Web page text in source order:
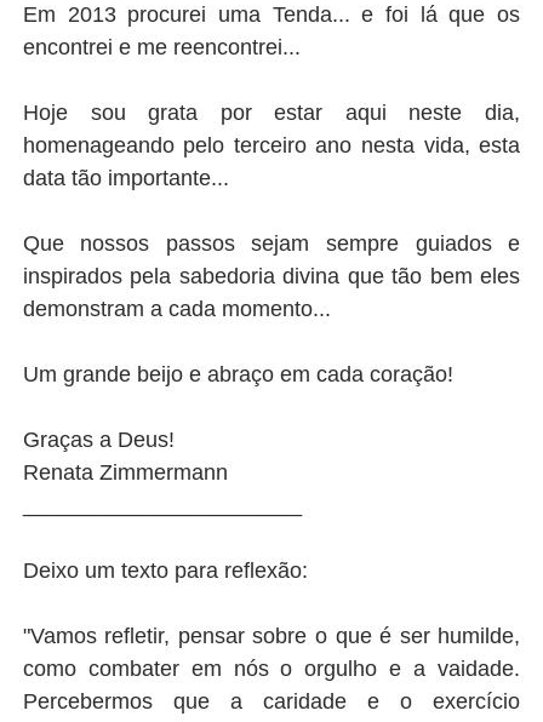
Em 2013 procurei uma Tenda... e foi lá que os
encontrei e me reencontrei...
Hoje sou grata por estar aqui neste dia,
homenageando pelo terceiro ano nesta vida, esta
data tão importante...
Que nossos passos sejam sempre guiados e
inspirados pela sabedoria divina que tão bem eles
demonstram a cada momento...
Um grande beijo e abraço em cada coração!
Graças a Deus!
Renata Zimmermann
Deixo um texto para reflexão:
"Vamos refletir, pensar sobre o que é ser humilde,
como combater em nós o orgulho e a vaidade.
Percebermos que a caridade e o exercício